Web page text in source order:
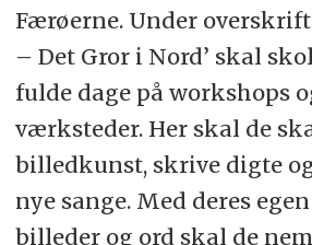
Færøerne. Under
– Det Gror i Nord’ skal
fulde dage på workshops
værksteder. Her skal de
billedkunst, skrive digte
nye sange. Med deres
billeder og ord skal de